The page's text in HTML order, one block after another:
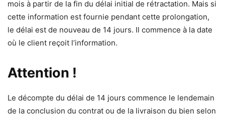
mois à partir de la fin du délai initial de rétractation. Mais si
cette information est fournie pendant cette prolongation,
le délai est de nouveau de 14 jours. Il commence à la date
où le client reçoit l’information.
Attention !
Le décompte du délai de 14 jours commence le lendemain
de la conclusion du contrat ou de la livraison du bien selon